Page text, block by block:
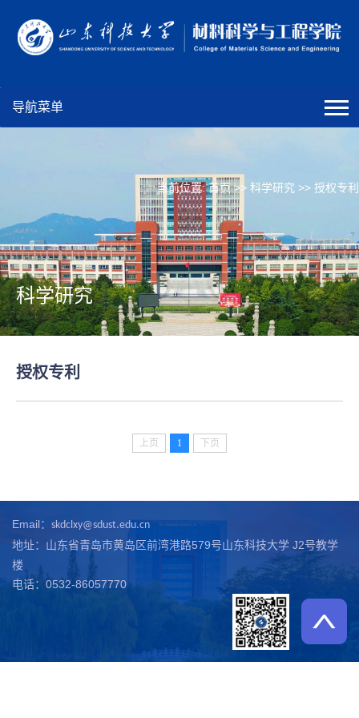
导航菜单
当前位置:首页>> 科学研究 >> 授权专利
科学研究
授权专利
上页 1 下页
Email： skdclxy@sdust.edu.cn
地址：山东省青岛市黄岛区前湾港路579号山东科技大学 J2号教学
楼
电话：0532-86057770